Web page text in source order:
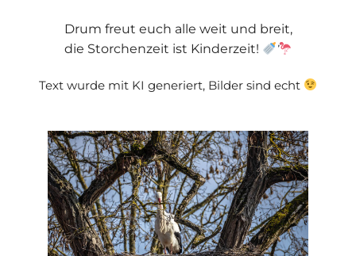
Drum freut euch alle weit und breit,
die Storchenzeit ist Kinderzeit!
Text wurde mit KI generiert, Bilder sind echt